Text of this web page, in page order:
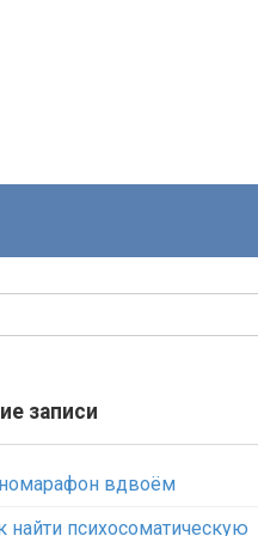
записи
вдвоём
найти психосоматическую